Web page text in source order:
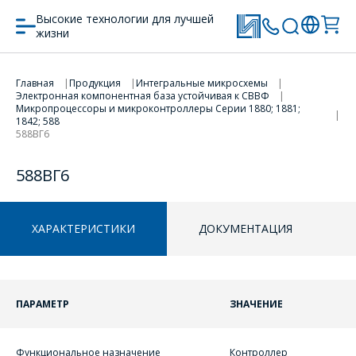
Высокие технологии для лучшей
жизни
Главная Продукция
Интегральные микросхемы
Электронная компонентная база устойчивая к СВВФ
Микропроцессоры и микроконтроллеры Серии 1880; 1881;
1842; 588
588ВГ6
588ВГ6
ХАРАКТЕРИСТИКИ ДОКУМЕНТАЦИЯ
ПАРАМЕТР ЗНАЧЕНИЕ
Функциональное назначение
Контроллер
ПЕРЕЙТИ В КОРЗИНУ
ПРОДОЛЖИТЬ ПОКУПКИ
ПЕРЕЙТИ В КОРЗИНУ
ПРОДОЛЖИТЬ ПОКУПКИ